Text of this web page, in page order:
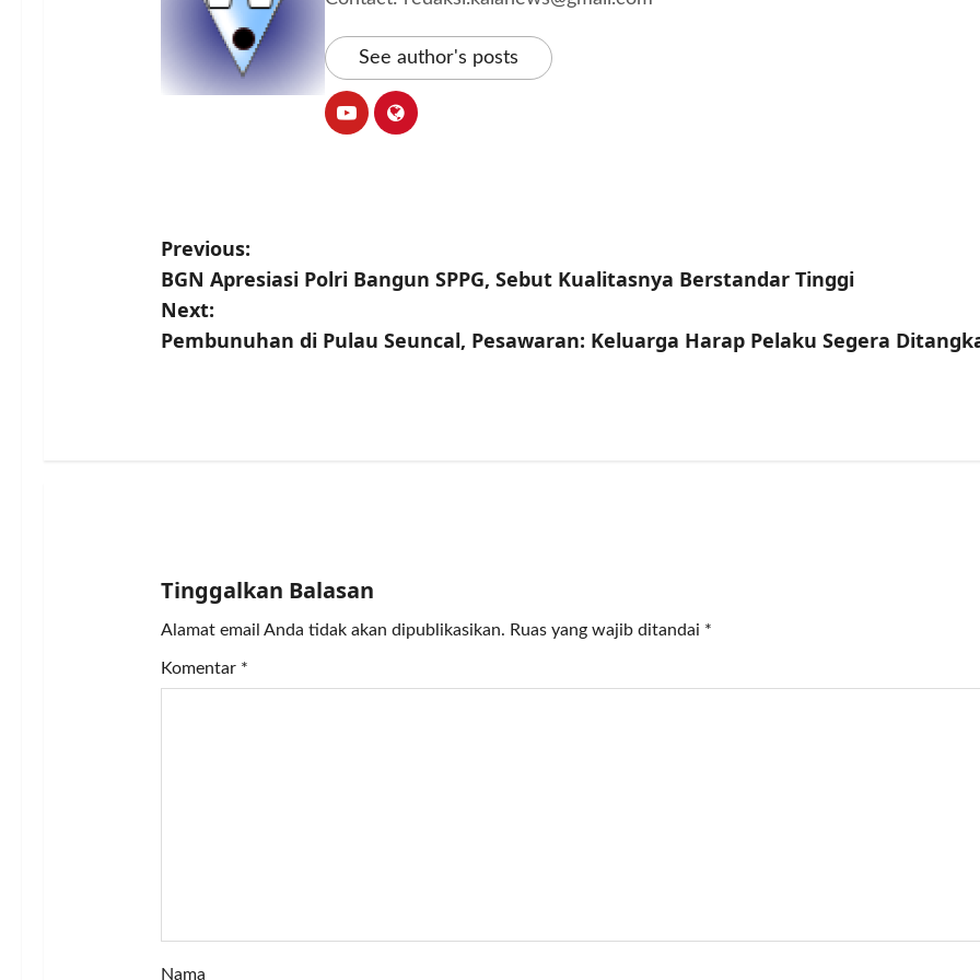
See author's posts
P
o
s
i
g
a
Previous:
BGN Apresiasi Polri Bangun SPPG, Sebut Kualitasnya Berstandar Tinggi
Next:
Pembunuhan di Pulau Seuncal, Pesawaran: Keluarga Harap Pelaku Segera
Tinggalkan Balasan
Alamat email Anda tidak akan dipublikasikan. Ruas yang wajib ditandai *
Komentar *
Nama